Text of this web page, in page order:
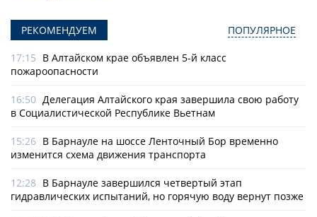
РЕКОМЕНДУЕМ ПОПУЛЯРНОЕ
17:15 В Алтайском крае объявлен 5-й класс
пожароопасности
16:50 Делегация Алтайского края завершила свою работу
в Социалистической Республике Вьетнам
15:26 В Барнауле на шоссе Ленточный Бор временно
изменится схема движения транспорта
12:28 В Барнауле завершился четвертый этап
гидравлических испытаний, но горячую воду вернут позже